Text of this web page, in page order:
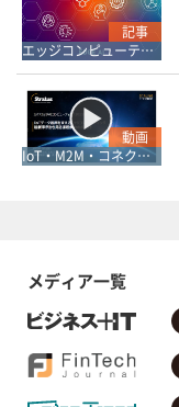
記事
エッジコンピューティング
動画
IoT・M2M・コネクティブ
メディア一覧